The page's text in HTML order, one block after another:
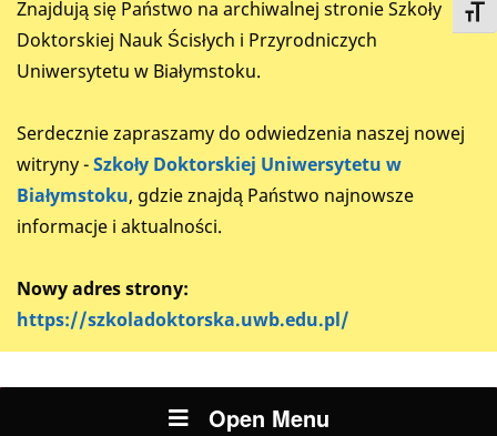
Znajdują się Państwo na archiwalnej stronie Szkoły
Doktorskiej Nauk Ścisłych i Przyrodniczych
Uniwersytetu w Białymstoku.
Serdecznie zapraszamy do odwiedzenia naszej nowej
witryny -Szkoły Doktorskiej Uniwersytetu w
Białymstoku, gdzie znajdą Państwo najnowsze
informacje i aktualności.
Nowy adres strony:
https://szkoladoktorska.uwb.edu.pl/
Open Menu